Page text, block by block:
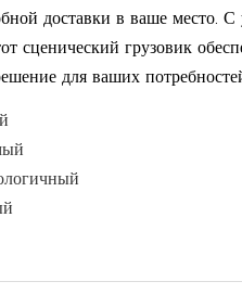
доставки в ваше место.
сценический грузовик
для ваших